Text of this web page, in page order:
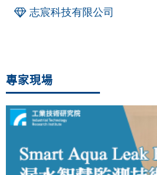
志宸科技有限公司
專家現場